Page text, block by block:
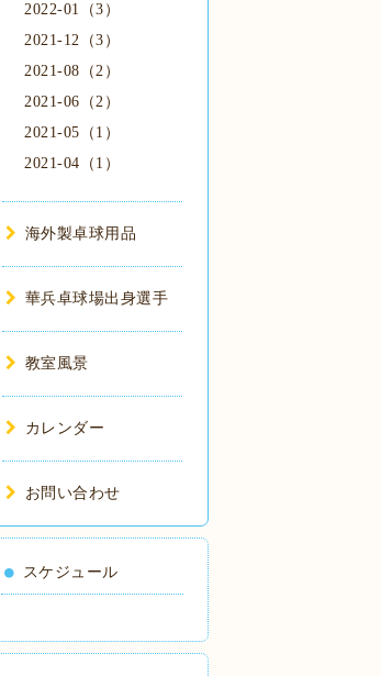
2022-01（3）
2021-12（3）
2021-08（2）
2021-06（2）
2021-05（1）
2021-04（1）
海外製卓球用品
華兵卓球場出身選手
教室風景
カレンダー
お問い合わせ
スケジュール